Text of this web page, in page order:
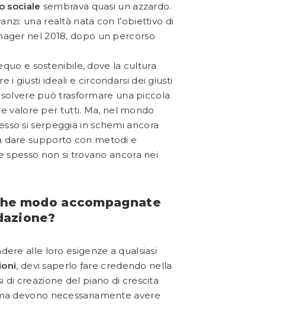
sociale sembrava quasi un azzardo.
una realtà nata con l’obiettivo di
nel 2018, dopo un percorso
e sostenibile, dove la cultura
i giusti ideali e circondarsi dei giusti
può trasformare una piccola
valore per tutti. Ma, nel mondo
si serpeggia in schemi ancora
dare supporto con metodi e
non si trovano ancora nei
modo accompagnate
alle loro esigenze a qualsiasi
, devi saperlo fare credendo nella
di creazione del piano di crescita
devono necessariamente avere